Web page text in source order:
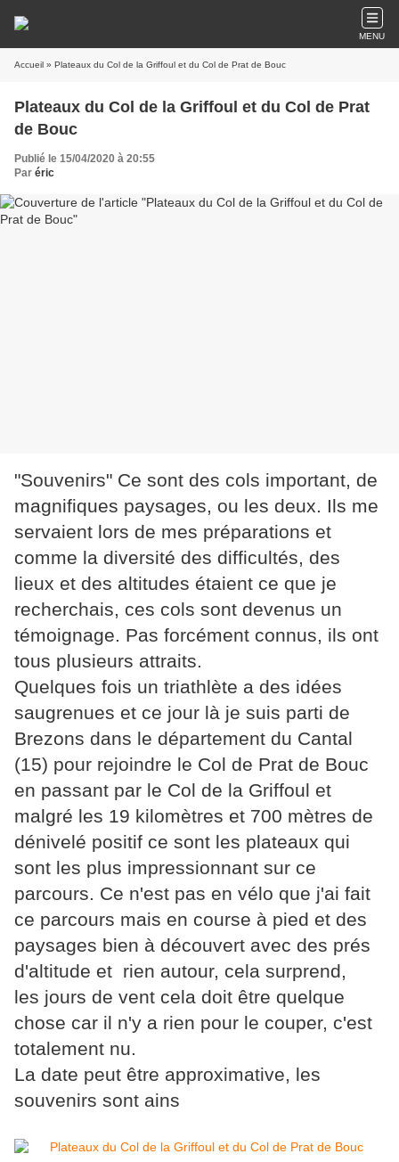
MENU
Accueil » Plateaux du Col de la Griffoul et du Col de Prat de Bouc
Plateaux du Col de la Griffoul et du Col de Prat
de Bouc
Publié le 15/04/2020 à 20:55
Par éric
"Souvenirs" Ce sont des cols important, de
magnifiques paysages, ou les deux. Ils me
servaient lors de mes préparations et
comme la diversité des difficultés, des
lieux et des altitudes étaient ce que je
recherchais, ces cols sont devenus un
témoignage. Pas forcément connus, ils ont
tous plusieurs attraits.
Quelques fois un triathlète a des idées
saugrenues et ce jour là je suis parti de
Brezons dans le département du Cantal
(15) pour rejoindre le Col de Prat de Bouc
en passant par le Col de la Griffoul et
malgré les 19 kilomètres et 700 mètres de
dénivelé positif ce sont les plateaux qui
sont les plus impressionnant sur ce
parcours. Ce n'est pas en vélo que j'ai fait
ce parcours mais en course à pied et des
paysages bien à découvert avec des prés
d'altitude et rien autour, cela surprend,
les jours de vent cela doit être quelque
chose car il n'y a rien pour le couper, c'est
totalement nu.
La date peut être approximative, les
souvenirs sont ains